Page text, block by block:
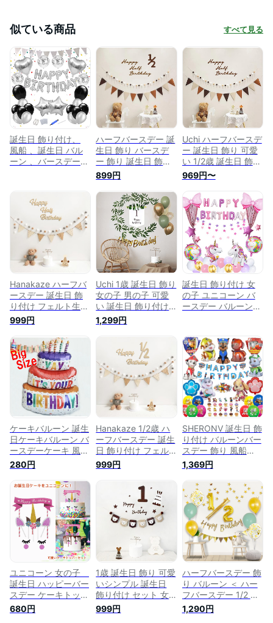
似ている商品 すべて見る
誕生日 飾り付け、
風船 、誕生日 バル
ーン 、バースデーバ
birthday バルーン、
誕生日 風船、 誕生
日 飾り 大人 女の子
男の子 birthday
decorations 誕生日
装飾 ガーランド（ブ
ラック+シルバー）
ハーフバースデー 誕
生日 飾り バースデ
ー 飾り 誕生日 飾り
女の子 男の子 フェ
ルト happy birthday
レターバナー 誕生日
写真背景 子供 お祝
899円
Uchi ハーフバースデ
ー 誕生日 飾り 可愛
い 1/2歳 誕生日 飾り
付け セット 女の子
男の子 高級生地 壁
に飾る用のhappy
half birthdayフェル
ト生地バナー、フェ
ルト生地フラッグガ
ーランド、フグボー
ルガーランド、 バー
スデー 飾り 誕生日
飾り 大人 写真背景
子供 飾り お祝い
Half Birthday Party
Decorations
969円〜
Hanakaze ハーフバ
ースデー 誕生日 飾
り付け フェルト生地
1/2歳 誕生日 飾り セ
ット シンプル おし
ゃれ バースデー 飾
り 女の子 男の子
happy half birthday
ガーランド、ケーキ
トッパー、フラッグ
ガーランド、フグボ
ールガーランド 誕生
日 ウォールステッカ
ー 写真背景 お食い
初め 飾り Half
Birthday Party
Decorations
999円
Uchi 1歳 誕生日 飾り
女の子 男の子 可愛
い 誕生日 飾り付け
セット ガーランド
壁掛け シンプル 写
真背景、happy
birthday 誕生日ガー
ランド、バルーン 風
船、花藤、バースデ
ー タペストリー 男
の子 女の子 子供 飾
り お祝い 1st
Birthday
Decorations
1,299円
誕生日 飾り付け 女
の子 ユニコーン バ
ースデー バルーン
Happy Birthday パ
ーティー 記念日 ハ
ッピーバースデー 子
供 birthday
decorations 人気 か
わいい 33点セット
ケーキバルーン 誕生
日ケーキバルーン バ
ースデーケーキ 風船
Happy birthday ハ
ッピーバースデー 飾
り付け バースデーバ
ルーン 飾り ファー
ストバースデー ハー
フバースデー パーテ
ィー 飾り付け
280円
Hanakaze 1/2歳 ハ
ーフバースデー 誕生
日 飾り付け フェル
ト生地 誕生日 飾り
セット シンプル お
しゃれ バースデー
飾り 女の子 男の子
happy 1/2 birthday
ガーランド、ケーキ
トッパー、フラッグ
ガーランド、フグボ
ールガーランド 誕生
日 ウォールステッカ
ー 写真背景 お食い
初め 飾り 1/2
Birthday Party
Decorations
999円
SHERONV 誕生日 飾
り付け バルーンバー
スデー 飾り 風船
HAPPY BIRTHDAY
装飾 誕生日 お祝い
男の子 女の子 誕生
デコレーション キャ
ラクターアルミ風船
ケーキトッパー イベ
ント装飾 ハッピーバ
ースデー 飾り 可愛
い バルーン 子供会
1,369円
ユニコーン 女の子
誕生日 ハッピーバー
スデー ケーキトッパ
ーセット ケーキ飾り
ケーキプレート ピン
680円
1歳 誕生日 飾り 可愛
いシンプル 誕生日
飾り付け セット 女
の子 男の子 高級生
地 壁に飾る用の
999円
ハーフバースデー 飾
り バルーン ＜ ハー
フバースデー 1/2 ＞
風船 バルーン バー
スデー 誕生日 6か月
1,290円